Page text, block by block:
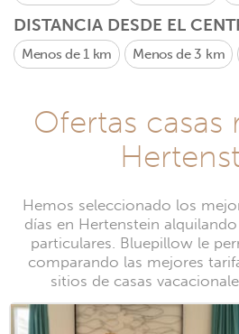
DISTANCIA DESDE EL
Menos de 1 km Menos de 3 km
Ofertas casas
Hemos seleccionado los
días en Hertenstein
particulares. Bluepillow le
comparando las mejores
sitios de casas